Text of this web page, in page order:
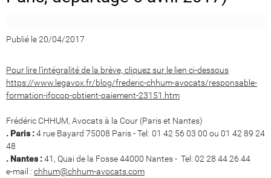
Publié le 20/04/2017
Pour lire l’intégralité de la brève, cliquez sur le lien ci-dessous
https://www.legavox.fr/blog/frederic-chhum-avocats/responsable-
formation-ifocop-obtient-paiement-23151.htm
Frédéric CHHUM, Avocats à la Cour (Paris et Nantes)
. Paris :4 rue Bayard 75008 Paris - Tel: 01 42 56 03 00 ou 01 42 89 24
48
. Nantes :41, Quai de la Fosse 44000 Nantes - Tel: 02 28 44 26 44
e-mail : chhum@chhum-avocats.com